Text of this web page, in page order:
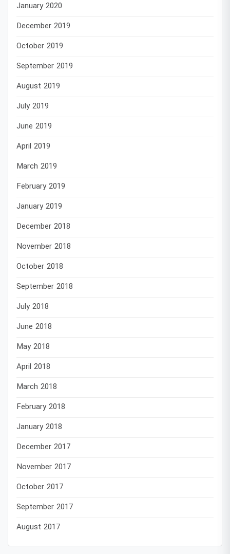
January 2020
December 2019
October 2019
September 2019
August 2019
July 2019
June 2019
April 2019
March 2019
February 2019
January 2019
December 2018
November 2018
October 2018
September 2018
July 2018
June 2018
May 2018
April 2018
March 2018
February 2018
January 2018
December 2017
November 2017
October 2017
September 2017
August 2017